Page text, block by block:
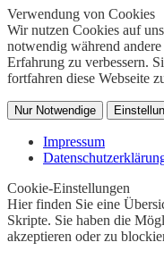
Verwendung von Cookies
Wir nutzen Cookies auf
notwendig während
Erfahrung zu verbessern.
fortfahren diese Webseite
Nur Notwendige
Impressum
Cookie-Einstellungen
Hier finden Sie eine
Skripte. Sie haben die
akzeptieren oder zu